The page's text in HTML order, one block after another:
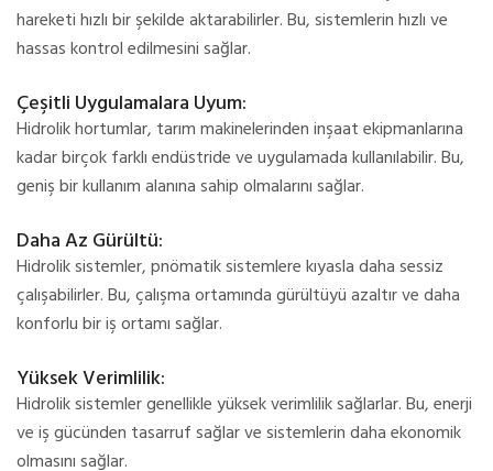
hareketi hızlı bir şekilde aktarabilirler. Bu, sistemlerin hızlı ve
hassas kontrol edilmesini sağlar.
Çeşitli Uygulamalara Uyum:
Hidrolik hortumlar, tarım makinelerinden inşaat ekipmanlarına
kadar birçok farklı endüstride ve uygulamada kullanılabilir. Bu,
geniş bir kullanım alanına sahip olmalarını sağlar.
Daha Az Gürültü:
Hidrolik sistemler, pnömatik sistemlere kıyasla daha sessiz
çalışabilirler. Bu, çalışma ortamında gürültüyü azaltır ve daha
konforlu bir iş ortamı sağlar.
Yüksek Verimlilik:
Hidrolik sistemler genellikle yüksek verimlilik sağlarlar. Bu, enerji
ve iş gücünden tasarruf sağlar ve sistemlerin daha ekonomik
olmasını sağlar.